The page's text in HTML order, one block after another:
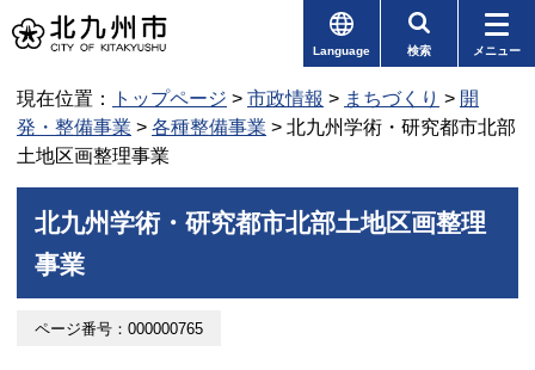
Language 検索 メニュー
現在位置： トップページ > 市政情報 > まちづくり > 開
発・整備事業 > 各種整備事業 > 北九州学術・研究都市北部
土地区画整理事業
北九州学術・研究都市北部土地区画整理
事業
ページ番号：000000765